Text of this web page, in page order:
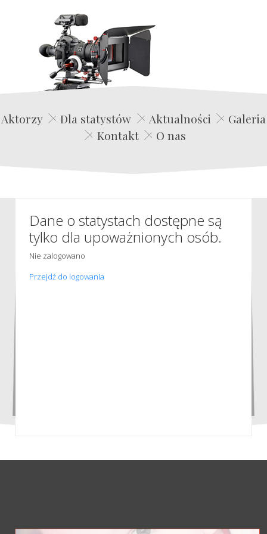
Edwin Film Agencja Aktorska
Aktorzy Dla statystów Aktualności
Galeria
Kontakt
O nas
Dane o statystach dostępne są
tylko dla upoważnionych osób.
Nie zalogowano
Przejdź do logowania